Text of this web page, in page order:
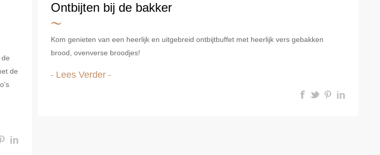
de
Ontbijten bij de bakker
Kom genieten van een heerlijk en uitgebreid ontbijtbuffet met heerlijk vers gebakken
brood, ovenverse broodjes!
Lees Verder